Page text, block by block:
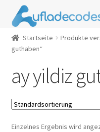
Zur
Navigation
springen
Zum
Inhalt
springen
Handy-Guthaben
Bezahlkarten
Startseite
Produkte
guthaben“
ay yildiz
Einzelnes Ergebnis wird